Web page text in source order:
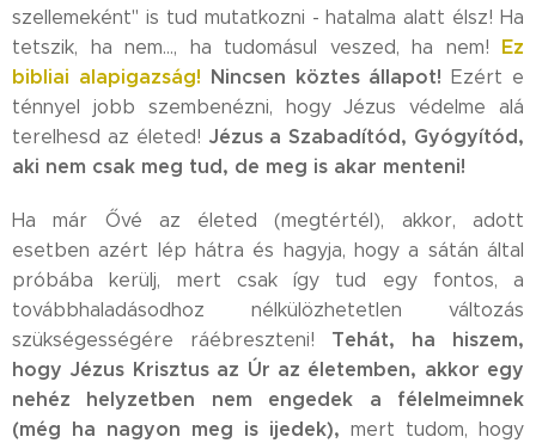
szellemeként" is tud mutatkozni - hatalma alatt élsz! Ha
tetszik, ha nem..., ha tudomásul veszed, ha nem!
Ez
bibliai alapigazság! Nincsen köztes állapot!Ezért e
ténnyel jobb szembenézni, hogy Jézus védelme alá
terelhesd az életed! Jézus a Szabadítód, Gyógyítód,
aki nem csak meg tud, de meg is akar menteni!
Ha már Ővé az életed (megtértél), akkor, adott
esetben azért lép hátra és hagyja, hogy a sátán által
próbába kerülj, mert csak így tud egy fontos, a
továbbhaladásodhoz nélkülözhetetlen változás
szükségességére ráébreszteni! Tehát, ha hiszem,
hogy Jézus Krisztus az Úr az életemben, akkor egy
nehéz helyzetben nem engedek a félelmeimnek
(még ha nagyon meg is ijedek), mert tudom, hogy